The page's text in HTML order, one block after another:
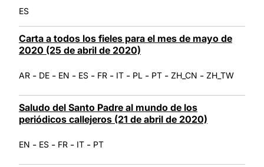
ES
Carta a todos los fieles para el mes de mayo de
2020 (25 de abril de 2020)
AR - DE - EN - ES - FR - IT - PL - PT - ZH_CN - ZH_TW
Saludo del Santo Padre al mundo de los
periódicos callejeros (21 de abril de 2020)
EN - ES - FR - IT - PT